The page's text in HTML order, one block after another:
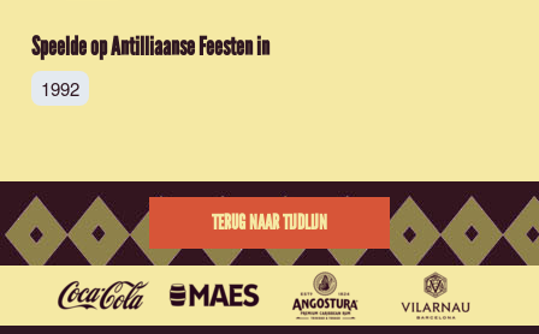
Speelde op Antilliaanse Feesten in
1992
TERUG NAAR TIJDLIJN